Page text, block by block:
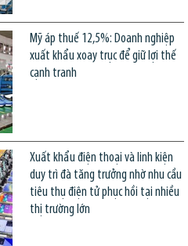
Mỹ áp thuế 12,5%: Doanh nghiệp
xuất khẩu xoay trục để giữ lợi thế
cạnh tranh
Xuất khẩu điện thoại và linh kiện
duy trì đà tăng trưởng nhờ nhu cầu
tiêu thụ điện tử phục hồi tại nhiều
thị trường lớn